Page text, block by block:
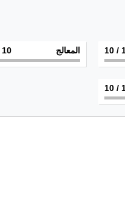
/ 10 المعالج 10
/ 10